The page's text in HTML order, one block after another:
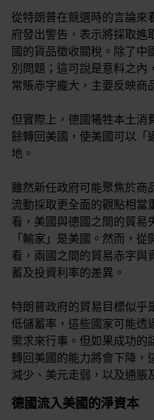
從特朗普在競選時的言論來
府發出警告，表示將採取進
國的貨品徵收關稅。除了中
別問題；這可說是意料之內
常賬赤字龐大，主要反映商
但實際上，德國犧牲本土消
餘轉回美國，使美國可以「
地。
雖然新任政府可能聚焦於商
流動採取更全面的觀點相當
看，美國與德國之間的貿易
「輸家」是美國。然而，
看，兩國之間的貿易赤字與
蓄及投資利率的差異。
特朗普政府的貿易目標似乎
低儲蓄率，這些國家可能透
需求來行事。但如果成功的
轉回美國的能力將會下降，
減少、美元走弱，以及通脹
德國流入美國的淨資本